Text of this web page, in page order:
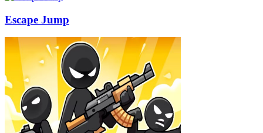
Escape Jump